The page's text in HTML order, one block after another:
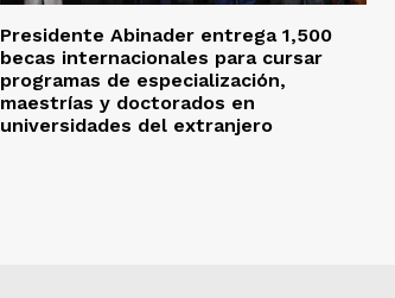
Presidente Abinader entrega 1,500
becas internacionales para cursar
programas de especialización,
maestrías y doctorados en
universidades del extranjero